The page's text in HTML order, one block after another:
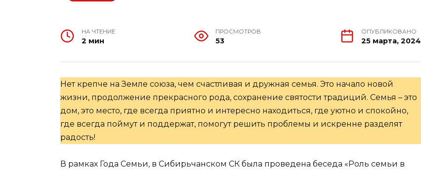
НА ЧТЕНИЕ
2 мин
ПРОСМОТРОВ
53
ОПУБЛИКОВАНО
25 марта, 2024
Нет крепче на Земле союза, чем счастливая и дружная семья. Это начало новой
жизни, продолжение прекрасного рода, сохранение святости традиций. Семья – это
дом, это место, где всегда приятно и интересно находиться, где уютно и спокойно,
где всегда поймут и поддержат, помогут решить проблемы и искренне разделят
радость!
В рамках Года Семьи, в Сибирьчанском СК была проведена беседа «Роль семьи в